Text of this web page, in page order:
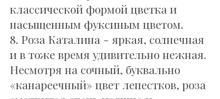
классической формой цветка и
насыщенным фуксиным цветом.
8. Роза Каталина - яркая, солнечная
и в тоже время удивительно нежная.
Несмотря на сочный, буквально
«канареечный» цвет лепестков, роза
Больше статей
по теме